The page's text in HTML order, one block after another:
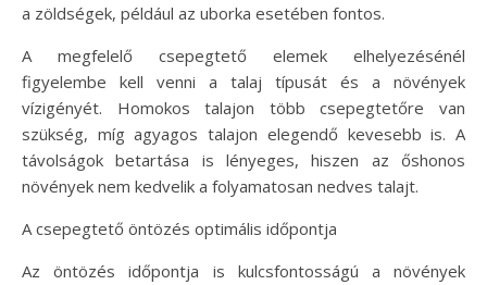
a zöldségek, például az uborka esetében fontos.
A megfelelő csepegtető elemek elhelyezésénél
figyelembe kell venni a talaj típusát és a növények
vízigényét. Homokos talajon több csepegtetőre van
szükség, míg agyagos talajon elegendő kevesebb is. A
távolságok betartása is lényeges, hiszen az őshonos
növények nem kedvelik a folyamatosan nedves talajt.
A csepegtető öntözés optimális időpontja
Az öntözés időpontja is kulcsfontosságú a növények